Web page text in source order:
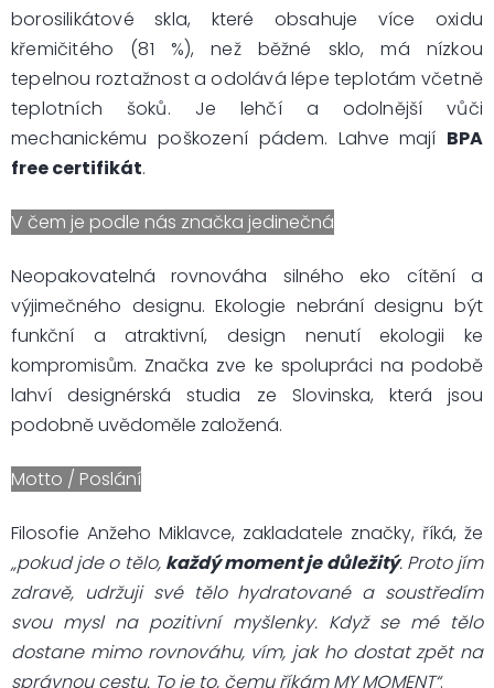
borosilikátové skla, které obsahuje více oxidu
křemičitého (81 %), než běžné sklo, má nízkou
tepelnou roztažnost a odolává lépe teplotám včetně
teplotních šoků. Je lehčí a odolnější vůči
mechanickému poškození pádem. Lahve mají BPA
free certifikát.
V čem je podle nás značka jedinečná
Neopakovatelná rovnováha silného eko cítění a
výjimečného designu. Ekologie nebrání designu být
funkční a atraktivní, design nenutí ekologii ke
kompromisům. Značka zve ke spolupráci na podobě
lahví designérská studia ze Slovinska, která jsou
podobně uvědoměle založená.
Motto / Poslání
Filosofie Anžeho Miklavce, zakladatele značky, říká, že
„pokud jde o tělo, každý moment je důležitý. Proto jím
zdravě, udržuji své tělo hydratované a soustředím
svou mysl na pozitivní myšlenky. Když se mé tělo
dostane mimo rovnováhu, vím, jak ho dostat zpět na
správnou cestu. To je to, čemu říkám MY MOMENT“.